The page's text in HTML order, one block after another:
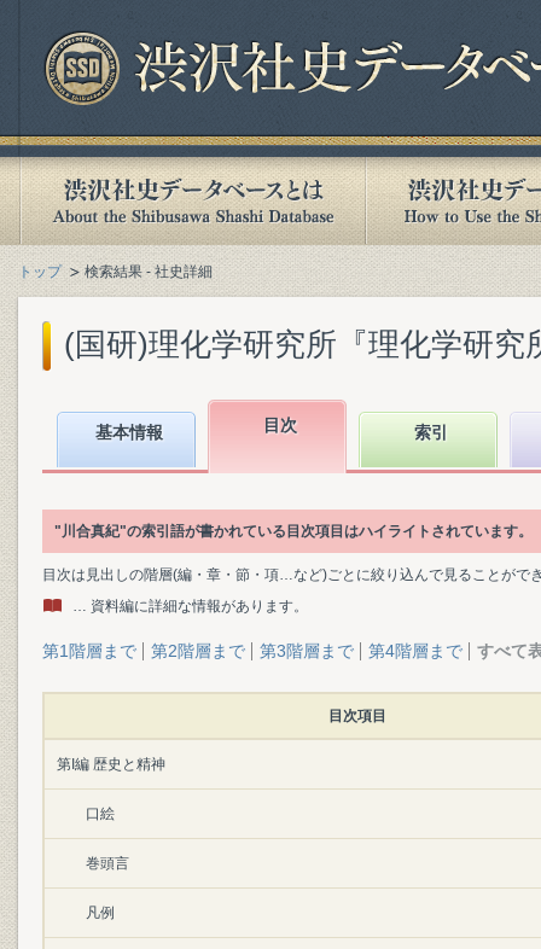
トップ 検索結果 - 社史詳細
(国研)理化学研究所『理化学研
基本情報 目次 索引
"川合真紀"の索引語が書かれている目次項目はハイライトされています。
目次は見出しの階層(編・章・節・項…など)ごとに絞り込んで見ることがで
… 資料編に詳細な情報があります。
第1階層まで 第2階層まで 第3階層まで 第4階層まで すべて
目次項目
第I編 歴史と精神
口絵
巻頭言
凡例